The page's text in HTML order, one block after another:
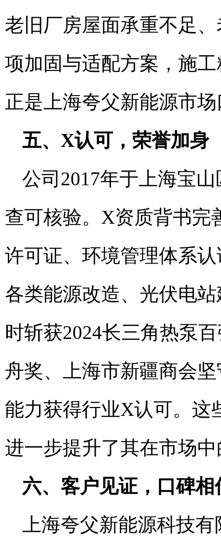
老旧厂房屋面承重不足
项加固与适配方案，施
正是上海夸父新能源市
五、X认可，荣誉加身
公司2017年于上海宝
查可核验。X资质背书完
许可证、环境管理体系
各类能源改造、光伏电
时斩获2024长三角热泵
舟奖、上海市新疆商会
能力获得行业X认可。这
进一步提升了其在市场
六、客户见证，口碑相
上海夸父新能源科技